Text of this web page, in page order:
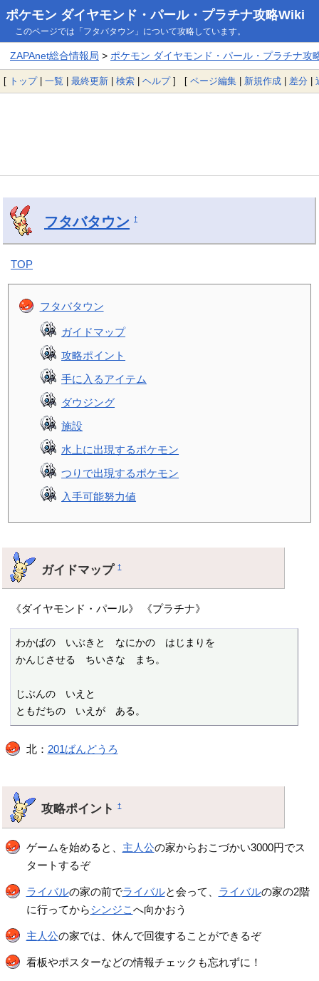
ポケモン ダイヤモンド・パール・プラチナ攻略Wiki
このページでは「フタバタウン」について攻略しています。
ZAPAnet総合情報局 > ポケモン ダイヤモンド・パール・プラチナ攻
[ トップ| 一覧 | 最終更新 | 検索 | ヘルプ] [ ページ編集 | 新規作成 | 差分 |
フタバタウン †
TOP
フタバタウン
ガイドマップ
攻略ポイント
手に入るアイテム
ダウジング
施設
水上に出現するポケモン
つりで出現するポケモン
入手可能努力値
ガイドマップ†
《ダイヤモンド・パール》 《プラチナ》
わかばの　いぶきと　なにかの　はじまりを
かんじさせる　ちいさな　まち。
じぶんの　いえと
ともだちの　いえが　ある。
北： 201ばんどうろ
攻略ポイント†
ゲームを始めると、 主人公の家からおこづかい3000円でス
タートするぞ
ライバルの家の前でライバルと会って、 ライバルの家の2階
に行ってからシンジこ へ向かおう
主人公の家では、休んで回復することができるぞ
看板やポスターなどの情報チェックも忘れずに！